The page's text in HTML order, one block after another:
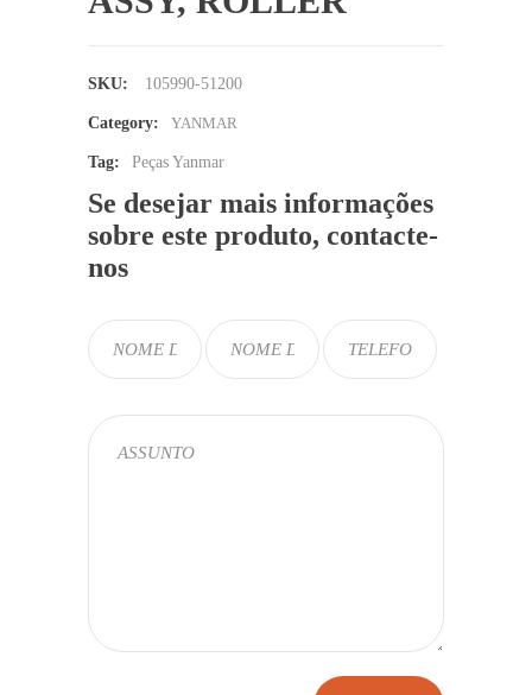
SKU: 105990-51200
Category: YANMAR
Tag: Peças Yanmar
Se desejar mais informações
sobre este produto, contacte-
nos